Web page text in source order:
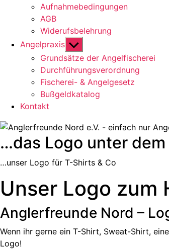
Aufnahmebedingungen
AGB
Widerufsbelehrung
Angelpraxis Untermenü
anzeigen
Grundsätze der Angelfischerei
Durchführungsverordnung
Fischerei- & Angelgesetz
Bußgeldkatalog
Kontakt
…das Logo unter
…unser Logo für T-Shirts & Co
Unser Logo zum
Anglerfreunde Nord –
Wenn ihr gerne ein T-Shirt, Sweat-Shirt,
Logo!